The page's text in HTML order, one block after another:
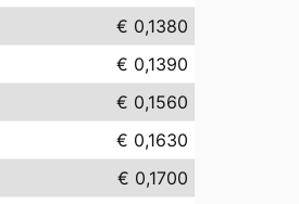
€ 0,1380
€ 0,1390
€ 0,1560
€ 0,1630
€ 0,1700